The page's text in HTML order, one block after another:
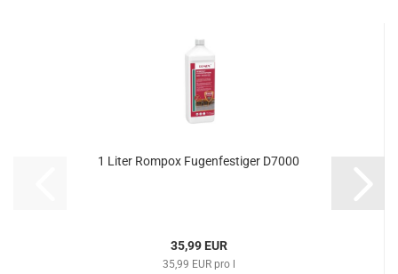
1 Liter Rompox Fugenfestiger D7000
35,99 EUR
35,99 EUR pro l